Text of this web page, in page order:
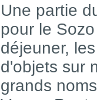
Une partie
pour le
déjeuner,
d'objets sur
grands